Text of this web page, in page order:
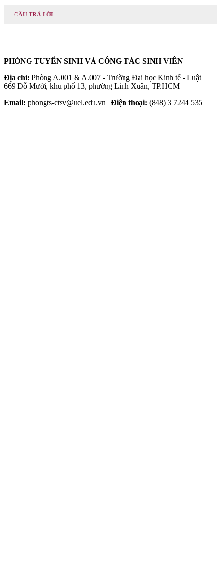
CÂU TRẢ LỜI
PHÒNG TUYỂN SINH VÀ CÔNG TÁC SINH VIÊN
Địa chỉ: Phòng A.001 & A.007 - Trường Đại học Kinh tế - Luật
669 Đỗ Mười, khu phố 13, phường Linh Xuân, TP.HCM
Email: phongts-ctsv@uel.edu.vn | Điện thoại: (848) 3 7244 535